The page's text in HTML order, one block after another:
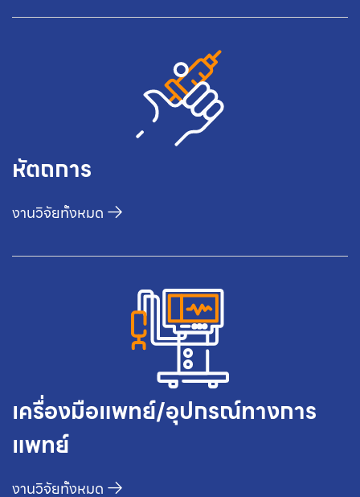
หัตถการ
งานวิจัยทั้งหมด
เครื่องมือแพทย์/อุปกรณ์ทางการ
แพทย์
งานวิจัยทั้งหมด